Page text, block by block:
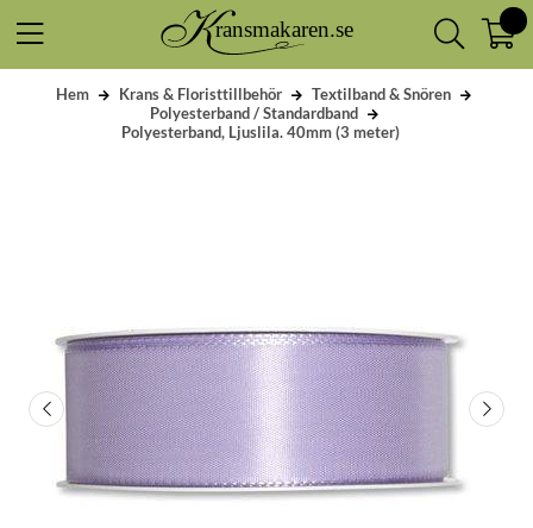
Hem Krans & Floristtillbehör
Textilband & Snören
Polyesterband / Standardband
Polyesterband, Ljuslila. 40mm (3 meter)